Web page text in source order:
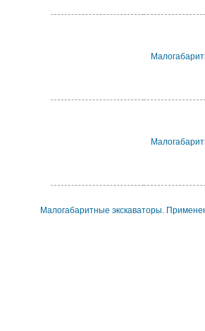
Малогабаритные экскаваторы.